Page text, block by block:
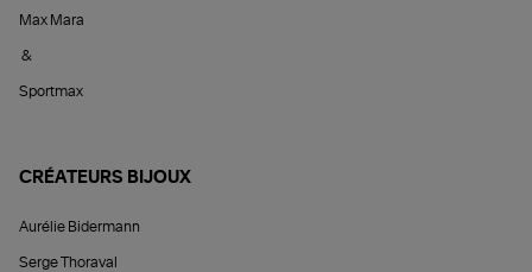
Max Mara
&
Sportmax
CRÉATEURS BIJOUX
Aurélie Bidermann
Serge Thoraval